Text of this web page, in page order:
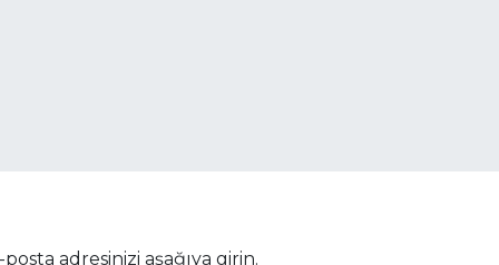
adresinizi aşağıya girin.